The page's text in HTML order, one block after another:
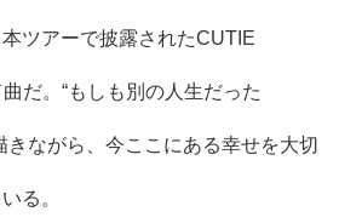
ツアーで披露されたCUTIE
だ。“もしも別の人生だった
ながら、今ここにある幸せを大切
る。